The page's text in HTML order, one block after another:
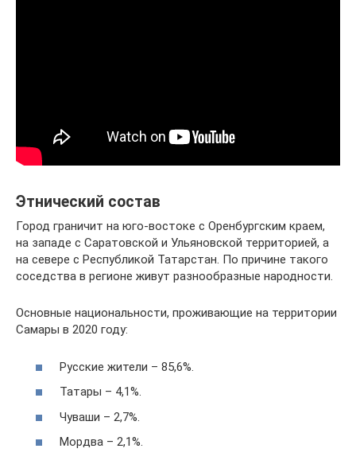
Этнический состав
Город граничит на юго-востоке с Оренбургским краем,
на западе с Саратовской и Ульяновской территорией, а
на севере с Республикой Татарстан. По причине такого
соседства в регионе живут разнообразные народности.
Основные национальности, проживающие на территории
Самары в 2020 году:
Русские жители – 85,6%.
Татары – 4,1%.
Чуваши – 2,7%.
Мордва – 2,1%.